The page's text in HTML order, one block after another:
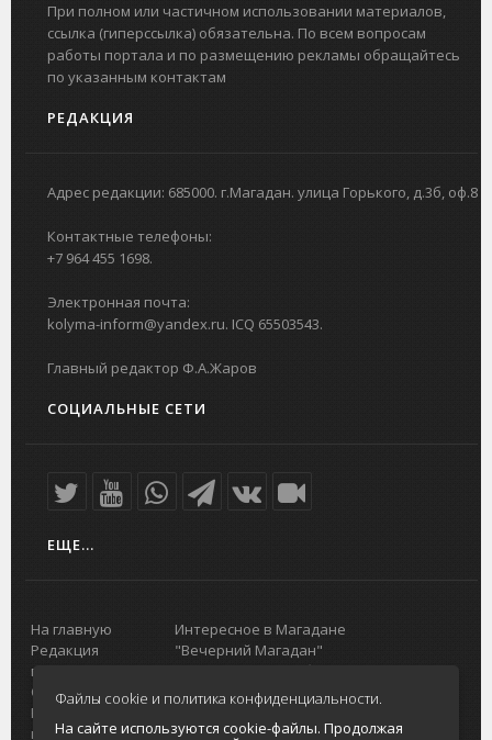
При полном или частичном использовании материалов,
ссылка (гиперссылка) обязательна. По всем вопросам
работы портала и по размещению рекламы обращайтесь
по указанным контактам
РЕДАКЦИЯ
Адрес редакции: 685000. г.Магадан. улица Горького, д.3б, оф.8
Контактные телефоны:
+7 964 455 1698.
Электронная почта:
kolyma-inform@yandex.ru. ICQ 65503543.
Главный редактор Ф.А.Жаров
СОЦИАЛЬНЫЕ СЕТИ
ЕЩЕ...
На главную
Редакция
портала
О проекте
Реклама на
портале
Интересное в Магадане
"Вечерний Магадан"
Городская доска объявлений
Реклама
Главный туристический портал
Колымы
Файлы cookie и политика конфиденциальности.
На сайте используются cookie-файлы. Продолжая